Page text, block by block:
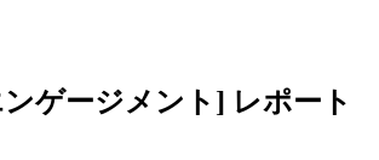
ゲージメント] レポート